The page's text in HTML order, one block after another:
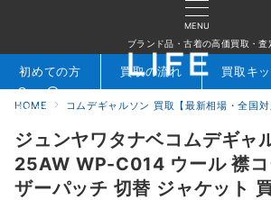
MENU
ブランド品・古着の高価買取・査
検索 お問合せ
初めての方 買取の流れ 買取キッ
HOME コムデギャルソン 買取【最新相場・全国対
ジュンヤワタナベコムデギャ
25AW WP-C014 ウール 襟コ
ザーパッチ 切替 ジャケット